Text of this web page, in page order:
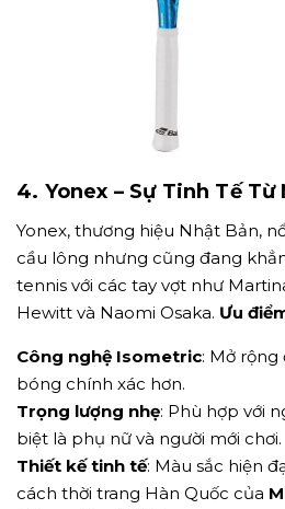
4. Yonex – Sự Tinh Tế Từ
Yonex, thương hiệu Nhật Bản,
cầu lông nhưng cũng đang
tennis với các tay vợt như
Hewitt và Naomi Osaka. Ưu
Công nghệ Isometric: Mở
bóng chính xác hơn.
Trọng lượng nhẹ: Phù hợp với
biệt là phụ nữ và người mới chơi.
Thiết kế tinh tế: Màu sắc hiện
cách thời trang Hàn Quốc của